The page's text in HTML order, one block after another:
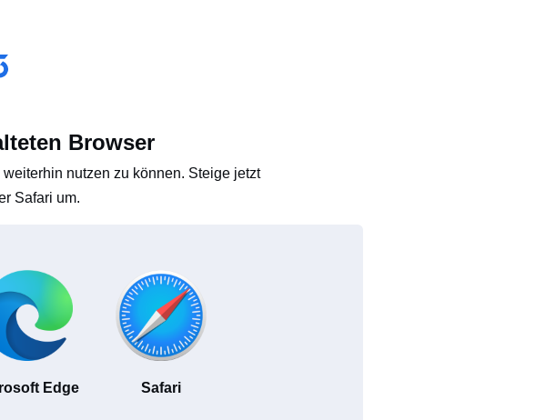
Browser
nutzen zu können. Steige jetzt
Safari um.
Edge Safari